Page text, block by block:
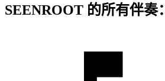
SEENROOT 的所有伴奏：